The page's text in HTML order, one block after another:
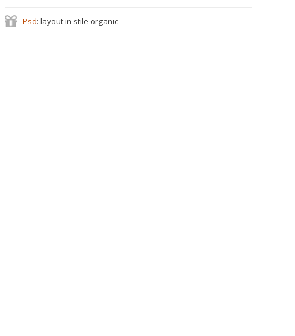
Psd: layout in stile organic